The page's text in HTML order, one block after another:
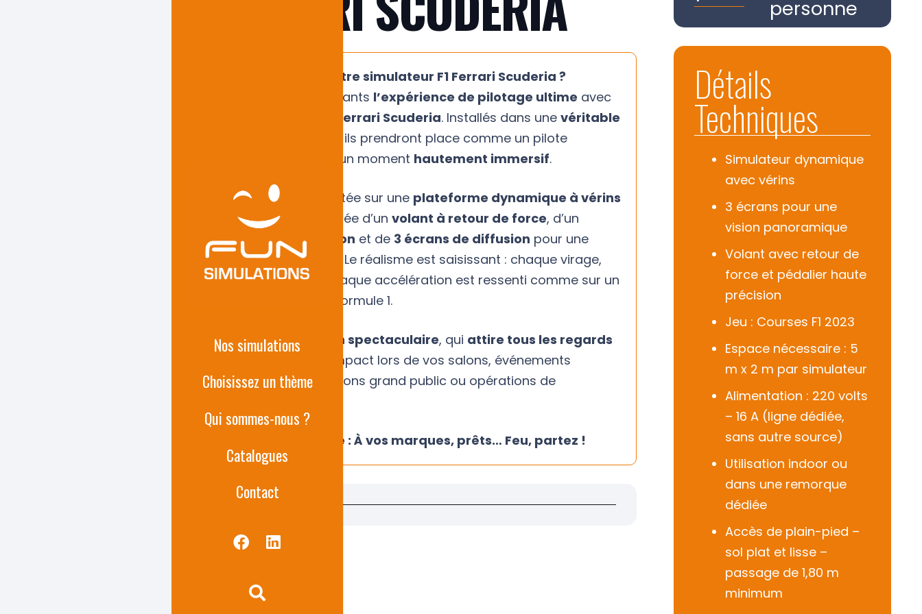
Nos simulations
Choisissez un thème
Qui sommes-nous ?
Catalogues
Contact
Pourquoi choisir notre simulateur F1 Ferrari Scuderia ?
Offrez à vos participants l’expérience de pilotage ultime avec
F1 Ferrari Scuderia. Installés dans une véritable
, ils prendront place comme un pilote
professionnel, pour un moment hautement immersif.
La machine est montée sur une plateforme dynamique à vérins
hydrauliques
, équipée d’un volant à retour de force, d’un
pédalier de précision et de 3 écrans de diffusion pour une
vision panoramique. Le réalisme est saisissant : chaque virage,
chaque freinage, chaque accélération est ressenti comme sur un
véritable circuit de Formule 1.
C’est uneattraction spectaculaire, qui attire tous les regards
et garantit un fort impact lors de vos salons, événements
d’entreprise, animations grand public ou opérations de
Un seul mot d’ordre : À vos marques, prêts… Feu, partez !
personne
Détails
Techniques
Simulateur dynamique
avec vérins
3 écrans pour une
vision panoramique
Volant avec retour de
force et pédalier haute
précision
Jeu : Courses F1 2023
Espace nécessaire : 5
m x 2 m par simulateur
Alimentation : 220 volts
– 16 A (ligne dédiée,
sans autre source)
Utilisation indoor ou
dans une remorque
dédiée
Accès de plain-pied –
sol plat et lisse –
passage de 1,80 m
minimum